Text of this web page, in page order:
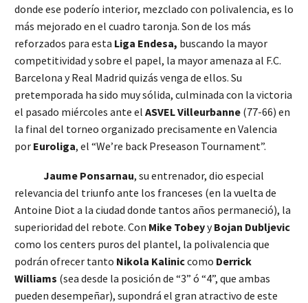
donde ese poderío interior, mezclado con polivalencia, es lo
más mejorado en el cuadro taronja. Son de los más
reforzados para esta Liga Endesa, buscando la mayor
competitividad y sobre el papel, la mayor amenaza al F.C.
Barcelona y Real Madrid quizás venga de ellos. Su
pretemporada ha sido muy sólida, culminada con la victoria
el pasado miércoles ante el ASVEL Villeurbanne (77-66) en
la final del torneo organizado precisamente en Valencia
por Euroliga, el “We’re back Preseason Tournament”.
Jaume Ponsarnau, su entrenador, dio especial
relevancia del triunfo ante los franceses (en la vuelta de
Antoine Diot a la ciudad donde tantos años permaneció), la
superioridad del rebote. Con Mike TobeyyBojan Dubljevic
como los centers puros del plantel, la polivalencia que
podrán ofrecer tanto Nikola Kaliniccomo Derrick
Williams (sea desde la posición de “3” ó “4”, que ambas
pueden desempeñar), supondrá el gran atractivo de este